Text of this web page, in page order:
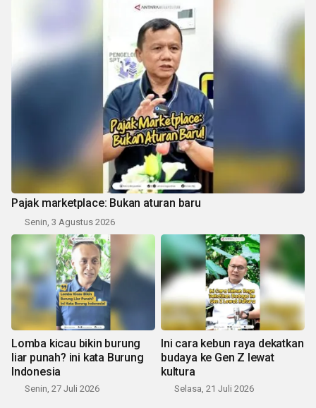
Pajak marketplace: Bukan aturan baru
Senin, 3 Agustus 2026
Lomba kicau bikin burung
liar punah? ini kata Burung
Indonesia
Senin, 27 Juli 2026
Ini cara kebun raya dekatkan
budaya ke Gen Z lewat
kultura
Selasa, 21 Juli 2026